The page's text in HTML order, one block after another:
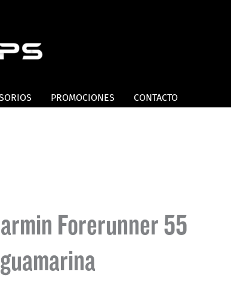
PROMOCIONES CONTACTO
Forerunner 55